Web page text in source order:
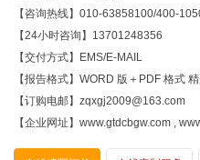
【咨询热线】010-63858100/400-
【24小时咨询】13701248356
【交付方式】EMS/E-MAIL
【报告格式】WORD 版＋PDF 格式
【订购电邮】zqxgj2009@163.com
【企业网址】www.gtdcbgw.com ,